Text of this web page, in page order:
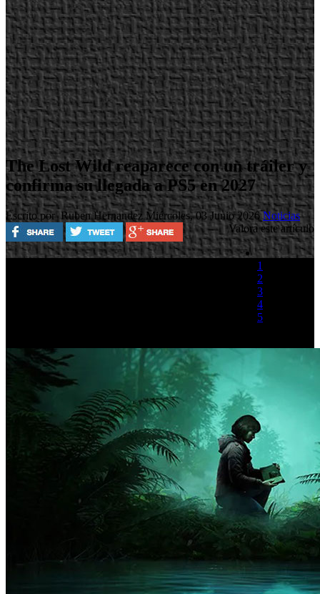
The Lost Wild reaparece con un tráiler y
confirma su llegada a PS5 en 2027
Escrito por Ruben Hernandez Miércoles, 03 Junio 2026Noticias
Valora este artículo
1
2
3
4
5